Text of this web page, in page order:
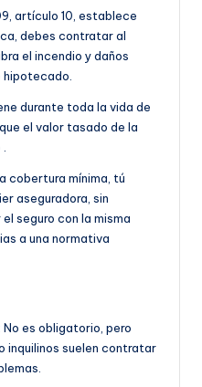
artículo 10, establece
debes contratar al
el incendio y daños
hipotecado.
durante toda la vida de
el valor tasado de la
.
cobertura mínima, tú
aseguradora, sin
seguro con la misma
a una normativa
es obligatorio, pero
inquilinos suelen contratar